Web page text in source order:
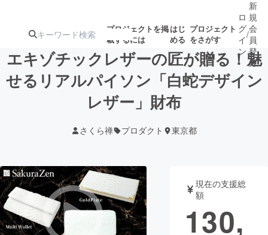
プロジェクトを掲
載するには
はじ
める
プロジェクト
をさがす
注目の新着プロ
募集終了が近いプ
テクノロジー・ガジェット
映像・映画 書籍・雑誌
ロ
グ
イ
ン
/
新
規
会
員
登
録
エキゾチックレザーの匠が贈る！魅
せるリアルパイソン「白蛇デザイン
レザー」財布
さくら禅 プロダクト 東京都
現在の支援総
額
130,